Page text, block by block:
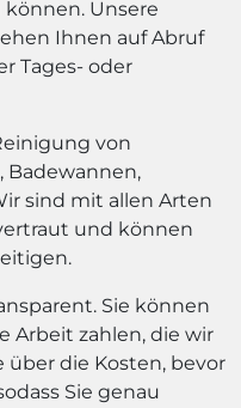
Unsere
Ihnen auf Abruf
Tages- oder
von
Badewannen,
sind mit allen Arten
und können
Sie können
Arbeit zahlen, die wir
über die Kosten, bevor
Sie genau